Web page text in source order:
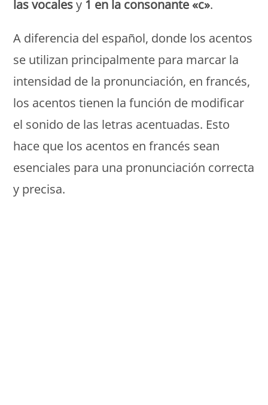
las vocalesy 1 en la consonante «c».
A diferencia del español, donde los acentos
se utilizan principalmente para marcar la
intensidad de la pronunciación, en francés,
los acentos tienen la función de modificar
el sonido de las letras acentuadas. Esto
hace que los acentos en francés sean
esenciales para una pronunciación correcta
y precisa.